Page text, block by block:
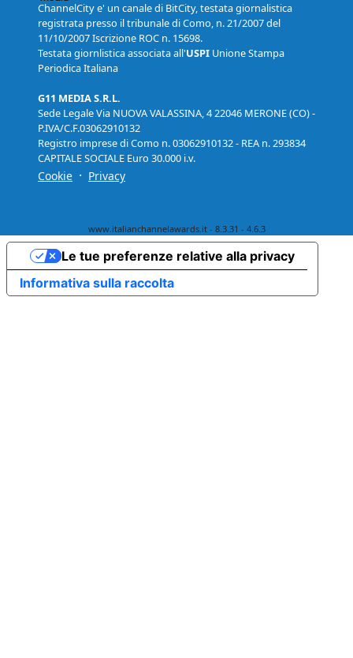
ChannelCity e' un canale di BitCity, testata giornalistica
registrata presso il tribunale di Como, n. 21/2007 del
11/10/2007 Iscrizione ROC n. 15698.
Testata giornlistica associata all'USPI Unione Stampa
Periodica Italiana
G11 MEDIA S.R.L.
Sede Legale Via NUOVA VALASSINA, 4 22046 MERONE (CO) -
P.IVA/C.F.03062910132
Registro imprese di Como n. 03062910132 - REA n. 293834
CAPITALE SOCIALE Euro 30.000 i.v.
Cookie · Privacy
www.italianchannelawards.it - 8.3.31 - 4.6.3
Informativa sulla raccolta
Le tue preferenze relative alla privacy